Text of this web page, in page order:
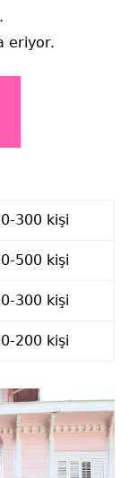
eriyor.
300 kişi
500 kişi
300 kişi
200 kişi